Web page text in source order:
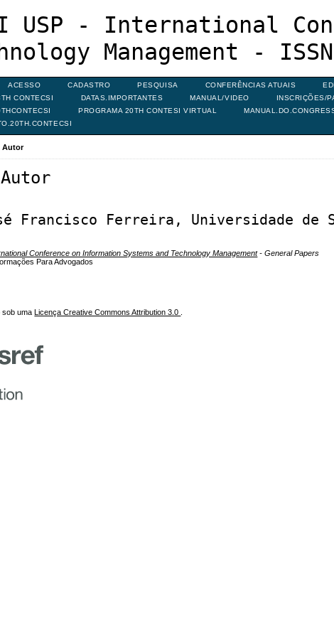
USP - International
Management -
ACESSO CADASTRO PESQUISA CONFERÊNCIAS ATUAIS
CONTECSI
DATAS.IMPORTANTES MANUAL/VIDEO
INSCRIÇÕES/
PROGRAMA 20TH CONTESI VIRTUAL
Autor
Francisco Ferreira, Universidade de
Conference on Information Systems and Technology Management- General Papers
Para Advogados
sob uma Licença Creative Commons Attribution 3.0